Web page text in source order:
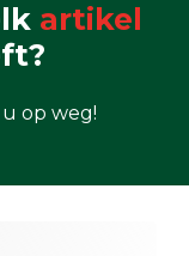
artikel
op weg!